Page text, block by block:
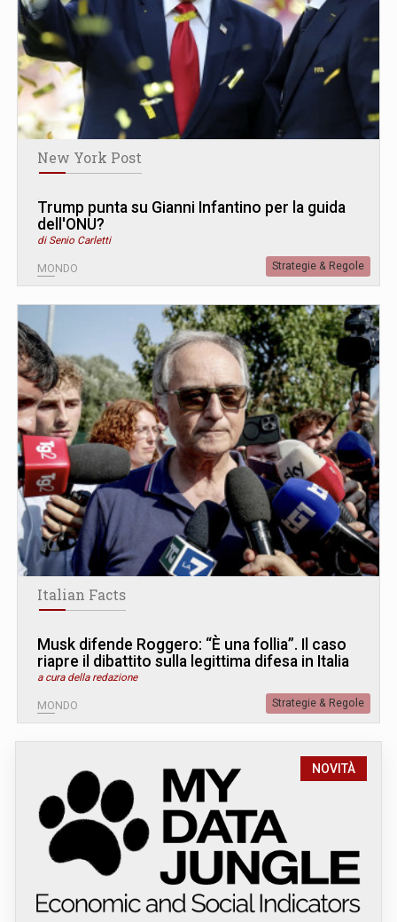
New York Post
Trump punta su Gianni Infantino per la guida
dell'ONU?
di Senio Carletti
MONDO Strategie & Regole
Italian Facts
Musk difende Roggero: “È una follia”. Il caso
riapre il dibattito sulla legittima difesa in Italia
a cura della redazione
MONDO Strategie & Regole
NOVITÀ